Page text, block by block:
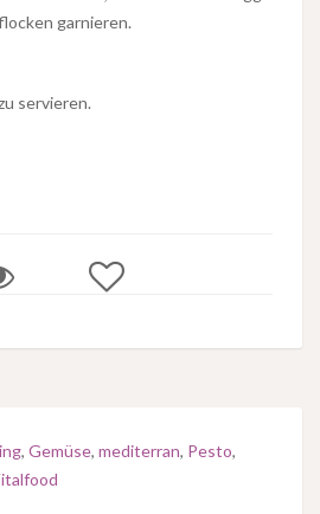
garnieren.
servieren.
, Gemüse, mediterran, Pesto,